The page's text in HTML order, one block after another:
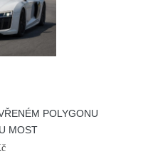
POLYGONU
MOST